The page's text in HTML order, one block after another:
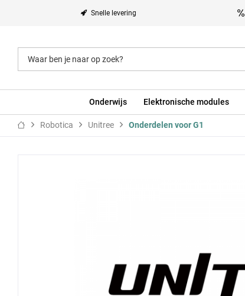
Snelle levering
Onderwijs Elektronische modules
Robotica Unitree Onderdelen voor G1